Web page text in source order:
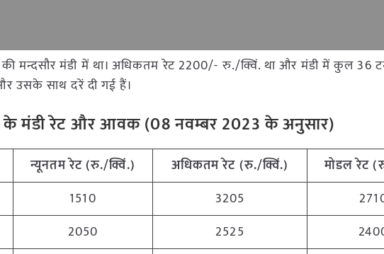
की मन्दसौर मंडी में था। अधिकतम रेट 2200/- रु./क्विं. था और मंडी में कुल
उसके साथ दरें दी गई हैं।
के मंडी रेट और आवक (08 नवम्बर 2023 के अनुसार)
न्यूनतमरेट (रु./क्विं.) अधिकतमरेट (रु./क्विं.) मोडल रेट(
1510 3205
2050 2525